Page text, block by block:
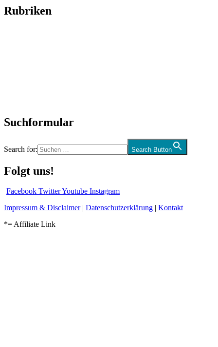
Rubriken
Suchformular
Search for: Search Button
Folgt uns!
Facebook TwitterYoutube Instagram
Impressum & Disclaimer| Datenschutzerklärung | Kontakt
*= Affiliate Link